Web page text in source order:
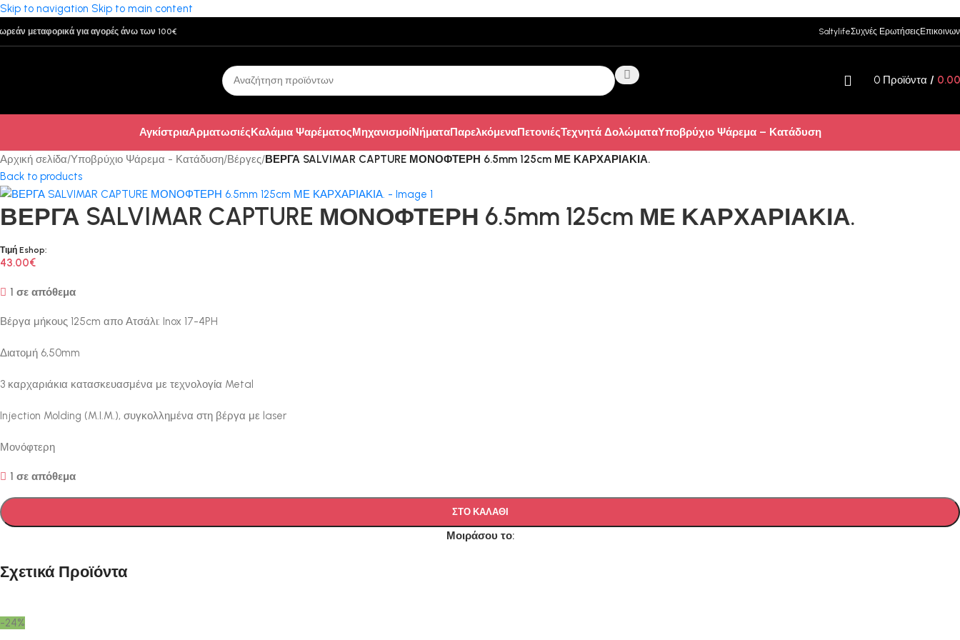
Skip to navigation Skip to main content
μεταφορικά για αγορές άνω των 100€ SaltylifeΣυχνές Ερωτήσεις
0 Προϊόντα / 0.00
ΑγκίστριαΑρματωσιέςΚαλάμια ΨαρέματοςΜηχανισμοίΝήματαΠαρελκόμεναΠετονιέςΤεχνητά ΔολώματαΥποβρύχιο Ψάρεμα – Κατάδυση
Αρχική σελίδα/Υποβρύχιο Ψάρεμα - Κατάδυση/Βέργες/ΒΕΡΓΑ SALVIMAR CAPTURE ΜΟΝΟΦΤΕΡΗ 6.5mm 125cm ΜΕ ΚΑΡΧΑΡΙΑΚΙΑ.
Back to products
ΒΕΡΓΑ SALVIMAR CAPTURE ΜΟΝΟΦΤΕΡΗ 6.5mm 125cm ΜΕ ΚΑΡΧΑΡΙΑΚΙΑ.
Τιμή Eshop:
43.00€
1 σε απόθεμα
Βέργα μήκους 125cm απο Ατσάλι: Inox 17-4PH
Διατομή 6,50mm
3 καρχαριάκια κατασκευασμένα με τεχνολογία Metal
Injection Molding (M.I.M.), συγκολλημένα στη βέργα με laser
Μονόφτερη
1 σε απόθεμα
ΣΤΟ ΚΑΛΑΘΙ
Μοιράσου το:
Σχετικά Προϊόντα
-24%